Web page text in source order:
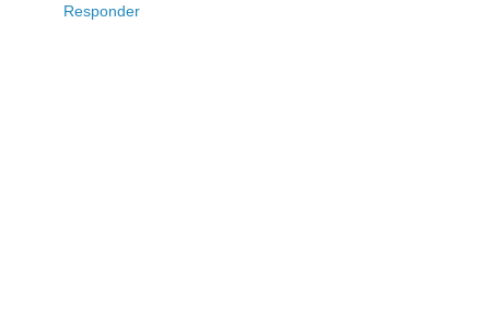
Responder